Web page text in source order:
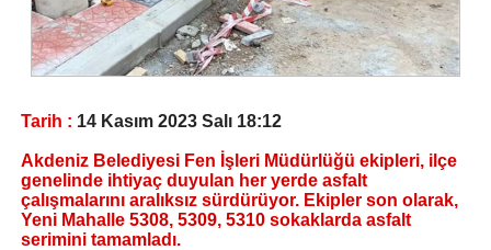
Tarih : 14 Kasım 2023 Salı 18:12
Akdeniz Belediyesi Fen İşleri Müdürlüğü ekipleri, ilçe
genelinde ihtiyaç duyulan her yerde asfalt
çalışmalarını aralıksız sürdürüyor. Ekipler son olarak,
Yeni Mahalle 5308, 5309, 5310 sokaklarda asfalt
serimini tamamladı.